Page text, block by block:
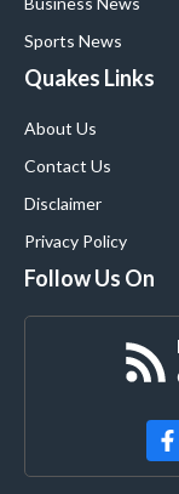
Sports News
Quakes Links
About Us
Contact Us
Disclaimer
Privacy Policy
Follow Us On